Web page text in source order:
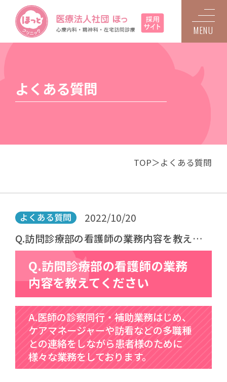
MENU
よくある質問
TOP よくある質問
よくある質問
2022/10/20
Q.訪問診療部の看護師の業務内容を教えてく
ださい
Q.訪問診療部の看護師の業務
内容を教えてください
A.医師の診察同行・補助業務はじめ、
ケアマネージャーや訪看などの多職種
との連絡をしながら患者様のために
様々な業務をしております。